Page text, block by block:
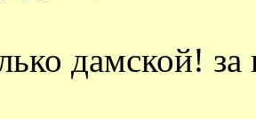
дамской! за